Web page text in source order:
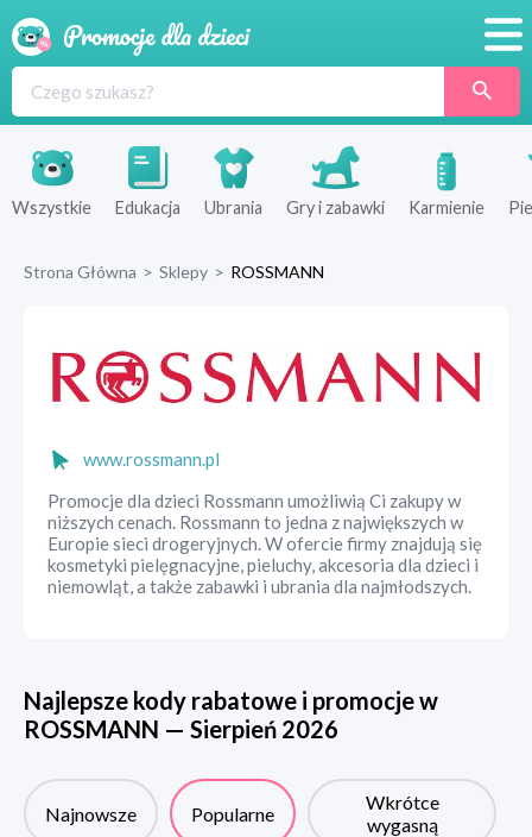
Produkty
Sklepy
Wszystkie Edukacja Ubrania Gry i zabawki Karmienie
Strona Główna > Sklepy > ROSSMANN
www.rossmann.pl
Promocje dla dzieci Rossmann umożliwią Ci zakupy w
niższych cenach. Rossmann to jedna z największych w
Europie sieci drogeryjnych. W ofercie firmy znajdują się
kosmetyki pielęgnacyjne, pieluchy, akcesoria dla dzieci i
niemowląt, a także zabawki i ubrania dla najmłodszych.
Najlepsze kody rabatowe i promocje w
ROSSMANN — Sierpień 2026
Najnowsze Popularne
Wkrótce
wygasną